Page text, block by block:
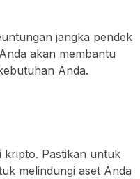
jangka pendek
akan membantu
Anda.
kripto. Pastikan untuk
melindungi aset Anda